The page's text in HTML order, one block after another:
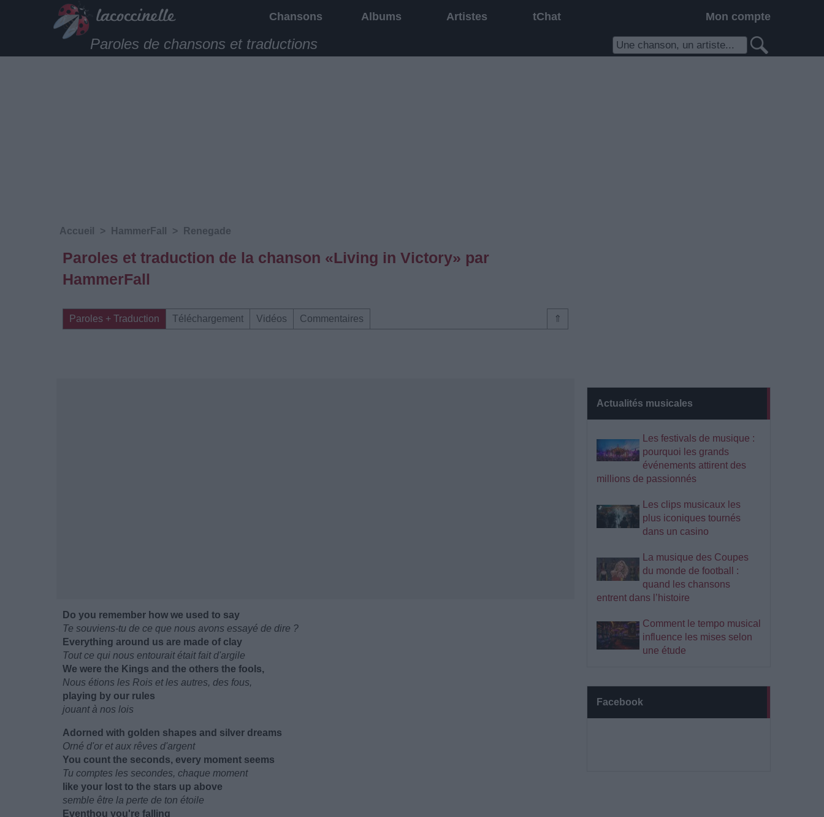
Chansons Albums Artistes tChat Mon compte
Paroles de chansons et traductions
Actualités musicales
Les festivals de musique :
pourquoi les grands
événements attirent des
millions de passionnés
Les clips musicaux les
plus iconiques tournés
dans un casino
La musique des Coupes
du monde de football :
quand les chansons
entrent dans l’histoire
Comment le tempo musical
influence les mises selon
une étude
Facebook
Accueil > HammerFall > Renegade
Paroles et traduction de la chanson «Living in Victory» par
HammerFall
⇑
Paroles + Traduction Téléchargement Vidéos Commentaires
Do you remember how we used to say
Te souviens-tu de ce que nous avons essayé de dire ?
Everything around us are made of clay
Tout ce qui nous entourait était fait d'argile
We were the Kings and the others the fools,
Nous étions les Rois et les autres, des fous,
playing by our rules
jouant à nos lois
Adorned with golden shapes and silver dreams
Orné d'or et aux rêves d'argent
You count the seconds, every moment seems
Tu comptes les secondes, chaque moment
like your lost to the stars up above
semble être la perte de ton étoile
Eventhou you're falling